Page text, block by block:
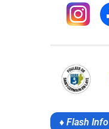
♦ Flash